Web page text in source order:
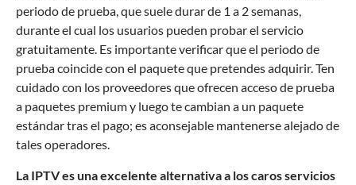
periodo de prueba, que suele durar de 1 a 2 semanas,
durante el cual los usuarios pueden probar el servicio
gratuitamente. Es importante verificar que el periodo de
prueba coincide con el paquete que pretendes adquirir. Ten
cuidado con los proveedores que ofrecen acceso de prueba
a paquetes premium y luego te cambian a un paquete
estándar tras el pago; es aconsejable mantenerse alejado de
tales operadores.
La IPTV es una excelente alternativa a los caros servicios